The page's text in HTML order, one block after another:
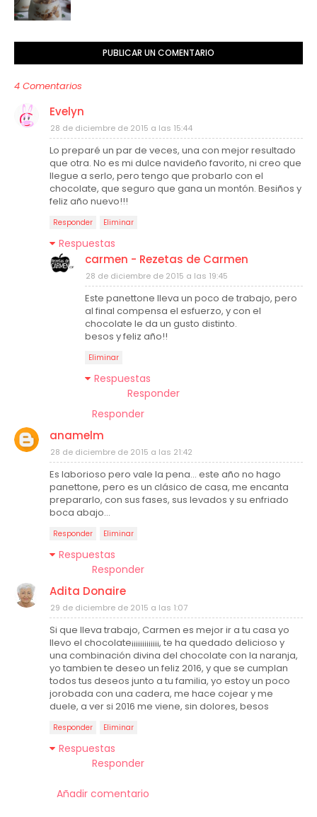
PUBLICAR UN COMENTARIO
4 Comentarios
Evelyn
28 de diciembre de 2015 a las 15:44
Lo preparé un par de veces, una con mejor resultado
que otra. No es mi dulce navideño favorito, ni creo que
llegue a serlo, pero tengo que probarlo con el
chocolate, que seguro que gana un montón. Besiños y
feliz año nuevo!!!
Responder Eliminar
Respuestas
carmen - Rezetas de Carmen
28 de diciembre de 2015 a las 19:45
Este panettone lleva un poco de trabajo, pero
al final compensa el esfuerzo, y con el
chocolate le da un gusto distinto.
besos y feliz año!!
Eliminar
Respuestas
Responder
Responder
anamelm
28 de diciembre de 2015 a las 21:42
Es laborioso pero vale la pena... este año no hago
panettone, pero es un clásico de casa, me encanta
prepararlo, con sus fases, sus levados y su enfriado
boca abajo...
Responder Eliminar
Respuestas
Responder
Adita Donaire
29 de diciembre de 2015 a las 1:07
Si que lleva trabajo, Carmen es mejor ir a tu casa yo
llevo el chocolate¡¡¡¡¡¡¡¡¡¡¡¡¡, te ha quedado delicioso y
una combinación divina del chocolate con la naranja,
yo tambien te deseo un feliz 2016, y que se cumplan
todos tus deseos junto a tu familia, yo estoy un poco
jorobada con una cadera, me hace cojear y me
duele, a ver si 2016 me viene, sin dolores, besos
Responder Eliminar
Respuestas
Responder
Añadir comentario